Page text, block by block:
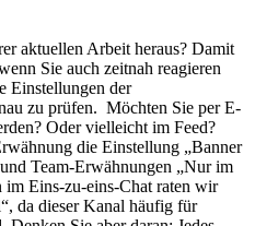
aktuellen Arbeit heraus? Damit
Sie auch zeitnah reagieren
Einstellungen der
zu prüfen. Möchten Sie per E-
Oder vielleicht im Feed?
die Einstellung „Banner
Team-Erwähnungen „Nur im
im Eins-zu-eins-Chat raten wir
da dieser Kanal häufig für